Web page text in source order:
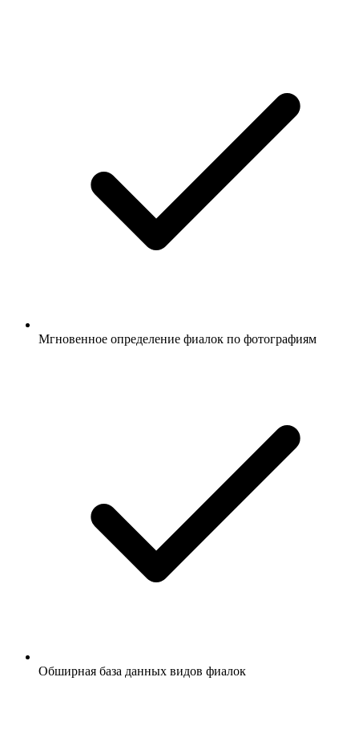
Мгновенное определение фиалок по фотографиям
Обширная база данных видов фиалок